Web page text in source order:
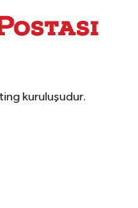
kuruluşudur.